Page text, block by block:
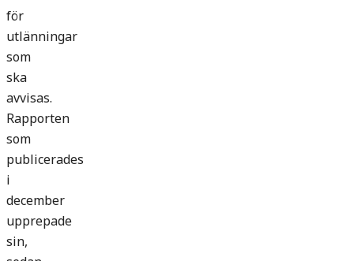
för
utlänningar
som
ska
avvisas.
Rapporten
som
publicerades
i
december
upprepade
sin,